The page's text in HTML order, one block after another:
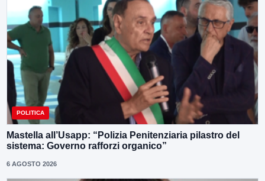
POLITICA
Mastella all’Usapp: “Polizia Penitenziaria pilastro del
sistema: Governo rafforzi organico”
6 AGOSTO 2026